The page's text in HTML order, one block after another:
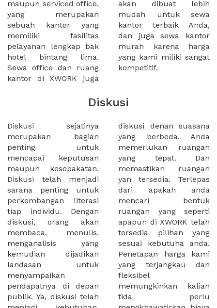
maupun serviced office,
yang merupakan
sebuah kantor yang
memiliki fasilitas
pelayanan lengkap bak
hotel bintang lima.
Sewa office dan ruang
kantor di XWORK juga
akan dibuat lebih
mudah untuk sewa
kantor terbaik Anda,
dan juga sewa kantor
murah karena harga
yang kami miliki sangat
kompetitif.
Diskusi
Diskusi sejatinya
merupakan bagian
penting untuk
mencapai keputusan
maupun kesepakatan.
Diskusi telah menjadi
sarana penting untuk
perkembangan literasi
tiap individu. Dengan
diskusi, orang akan
membaca, menulis,
menganalisis yang
kemudian dijadikan
landasan untuk
menyampaikan
pendapatnya di depan
publik. Ya, diskusi telah
diskusi denan suasana
yang berbeda. Anda
memerlukan ruangan
yang tepat. Dan
memastikan ruangan
yan tersedia. Terlepas
dari apakah anda
mencari bentuk
ruangan yang seperti
apapun di XWORK telah
tersedia pilihan yang
sesuai kebutuha anda.
Penetapan harga kami
yang terjangkau dan
fleksibel
memungkinkan kalian
tida perlu